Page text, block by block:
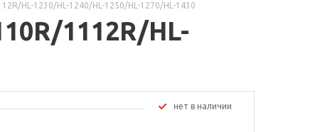
HL-1230/HL-1240/HL-1250/HL-1270/HL-1430
1112R/HL-
Нет в наличии